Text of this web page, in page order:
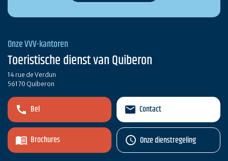
Onze VVV-kantoren
Toeristische dienst van Quiberon
14 rue de Verdun
56170 Quiberon
Bel
Brochures
Contact
Onze dienstregeling